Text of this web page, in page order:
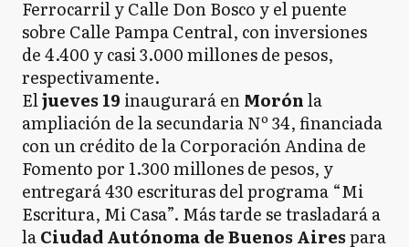
Ferrocarril y Calle Don Bosco y el puente
sobre Calle Pampa Central, con inversiones
de 4.400 y casi 3.000 millones de pesos,
respectivamente.
Eljueves 19 inaugurará enMorónla
ampliación de la secundaria Nº 34, financiada
con un crédito de la Corporación Andina de
Fomento por 1.300 millones de pesos, y
entregará 430 escrituras del programa “Mi
Escritura, Mi Casa”. Más tarde se trasladará a
laCiudad Autónoma de Buenos Airespara